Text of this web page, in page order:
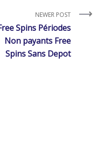
NEWER POST
Spins Périodes
Non payants Free
Spins Sans Depot